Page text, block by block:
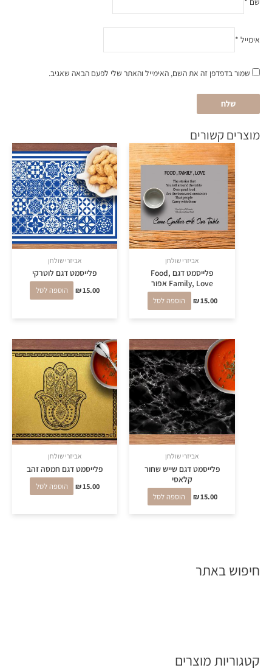
חיפוש באתר
קטגוריות מוצרים
אימייל *
שמור בדפדפן זה את השם, האימייל והאתר שלי לפעם הבאה שאגיב.
מוצרים קשורים
אביזרי שולחן
פלייסמט דגם Food,
Family, Love אפור
₪15.00 הוספה לסל
אביזרי שולחן
פלייסמט דגם לוטרקי
₪15.00 הוספה לסל
אביזרי שולחן
פלייסמט דגם שייש שחור
קלאסי
₪15.00 הוספה לסל
אביזרי שולחן
פלייסמט דגם חמסה זהב
₪15.00 הוספה לסל